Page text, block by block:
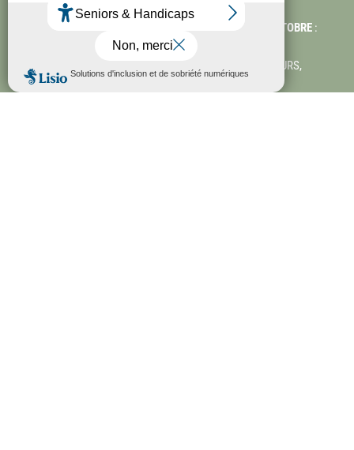
SAMEDI, 10H-13H/14H-17H
DU 1ER AVRIL AU 30 JUIN & DU 1ER SEPT. AU 30 OCTOBRE:
OUVERT DU LUNDI AU SAMEDI, 10H-13H/14H-18H
: OUVERT TOUS LES JOURS,
10H-13H, 14H-19H.